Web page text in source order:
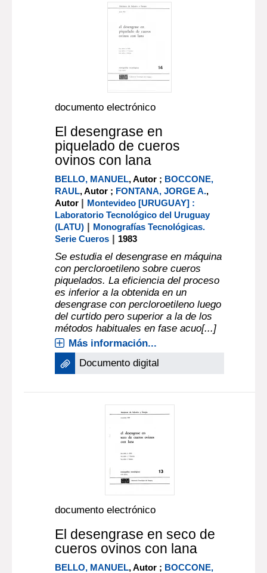
documento electrónico
El desengrase en
piquelado de cueros
ovinos con lana
BELLO, MANUEL, Autor ; BOCCONE,
RAUL, Autor ; FONTANA, JORGE A.,
Autor | Montevideo [URUGUAY] :
Laboratorio Tecnológico del Uruguay
(LATU) | Monografías Tecnológicas.
Serie Cueros | 1983
Se estudia el desengrase en máquina
con percloroetileno sobre cueros
piquelados. La eficiencia del proceso
es inferior a la obtenida en un
desengrase con percloroetileno luego
del curtido pero superior a la de los
métodos habituales en fase acuo[...]
Más información...
Documento digital
documento electrónico
El desengrase en seco de
cueros ovinos con lana
BELLO, MANUEL, Autor ; BOCCONE,